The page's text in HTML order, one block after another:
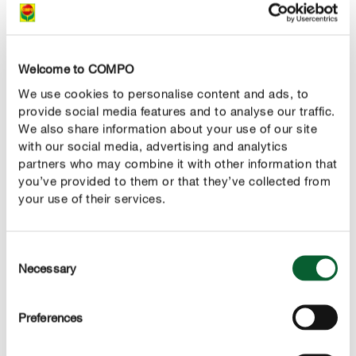
Welcome to COMPO
We use cookies to personalise content and ads, to
provide social media features and to analyse our traffic.
We also share information about your use of our site
with our social media, advertising and analytics
partners who may combine it with other information that
you’ve provided to them or that they’ve collected from
your use of their services.
Selection
Necessary
Preferences